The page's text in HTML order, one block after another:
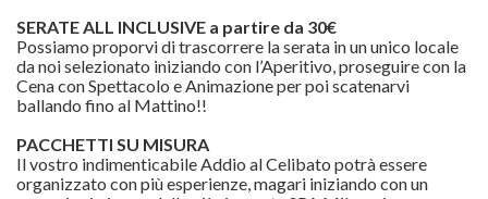
SERATE ALL INCLUSIVE a partire da 30€
Possiamo proporvi di trascorrere la serata in un unico locale
da noi selezionato iniziando con l’Aperitivo, proseguire con la
Cena con Spettacolo e Animazione per poi scatenarvi
ballando fino al Mattino!!
PACCHETTI SU MISURA
Il vostro indimenticabile Addio al Celibato potrà essere
organizzato con più esperienze, magari iniziando con un